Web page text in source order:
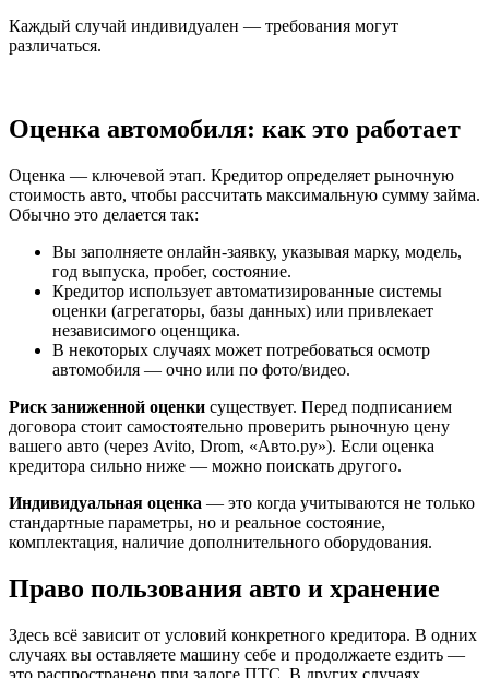
Каждый случай индивидуален — требования могут
различаться.
Оценка автомобиля: как это работает
Оценка — ключевой этап. Кредитор определяет рыночную
стоимость авто, чтобы рассчитать максимальную сумму займа.
Обычно это делается так:
Вы заполняете онлайн-заявку, указывая марку, модель,
год выпуска, пробег, состояние.
Кредитор использует автоматизированные системы
оценки (агрегаторы, базы данных) или привлекает
независимого оценщика.
В некоторых случаях может потребоваться осмотр
автомобиля — очно или по фото/видео.
Риск заниженной оценки существует. Перед подписанием
договора стоит самостоятельно проверить рыночную цену
вашего авто (через Avito, Drom, «Авто.ру»). Если оценка
кредитора сильно ниже — можно поискать другого.
Индивидуальная оценка — это когда учитываются не только
стандартные параметры, но и реальное состояние,
комплектация, наличие дополнительного оборудования.
Право пользования авто и хранение
Здесь всё зависит от условий конкретного кредитора. В одних
случаях вы оставляете машину себе и продолжаете ездить —
это распространено при залоге ПТС. В других случаях